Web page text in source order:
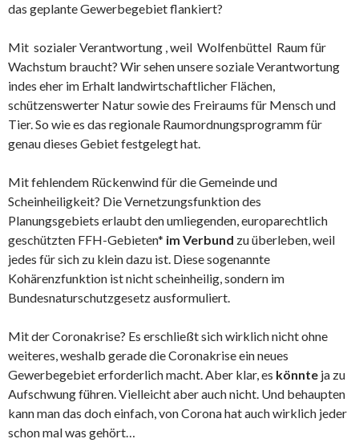
das geplante Gewerbegebiet flankiert?
Mit sozialer Verantwortung , weil Wolfenbüttel Raum für
Wachstum braucht? Wir sehen unsere soziale Verantwortung
indes eher im Erhalt landwirtschaftlicher Flächen,
schützenswerter Natur sowie des Freiraums für Mensch und
Tier. So wie es das regionale Raumordnungsprogramm für
genau dieses Gebiet festgelegt hat.
Mit fehlendem Rückenwind für die Gemeinde und
Scheinheiligkeit? Die Vernetzungsfunktion des
Planungsgebiets erlaubt den umliegenden, europarechtlich
geschützten FFH-Gebieten* im Verbund zu überleben, weil
jedes für sich zu klein dazu ist. Diese sogenannte
Kohärenzfunktion ist nicht scheinheilig, sondern im
Bundesnaturschutzgesetz ausformuliert.
Mit der Coronakrise? Es erschließt sich wirklich nicht ohne
weiteres, weshalb gerade die Coronakrise ein neues
Gewerbegebiet erforderlich macht. Aber klar, es könnte ja zu
Aufschwung führen. Vielleicht aber auch nicht. Und behaupten
kann man das doch einfach, von Corona hat auch wirklich jeder
schon mal was gehört…